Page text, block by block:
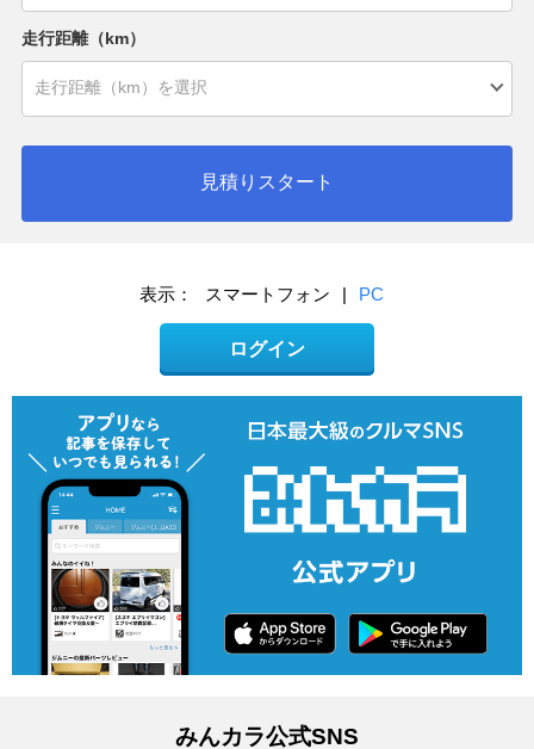
走行距離（km）
見積りスタート
表示： スマートフォン | PC
ログイン
みんカラ公式SNS